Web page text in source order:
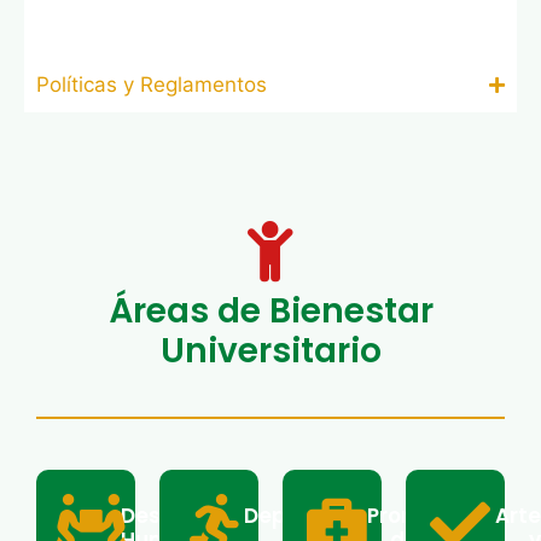
Políticas y Reglamentos
Áreas de Bienestar
Universitario
Desarrollo Deporte
Promoción Arte